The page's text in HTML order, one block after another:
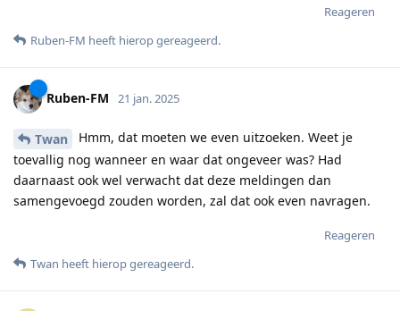
Reageren
Ruben-FM heeft hierop gereageerd.
Ruben-FM 21 jan. 2025
Twan
Hmm, dat moeten we even uitzoeken. Weet je
toevallig nog wanneer en waar dat ongeveer was? Had
daarnaast ook wel verwacht dat deze meldingen dan
samengevoegd zouden worden, zal dat ook even navragen.
Reageren
Twan heeft hierop gereageerd.